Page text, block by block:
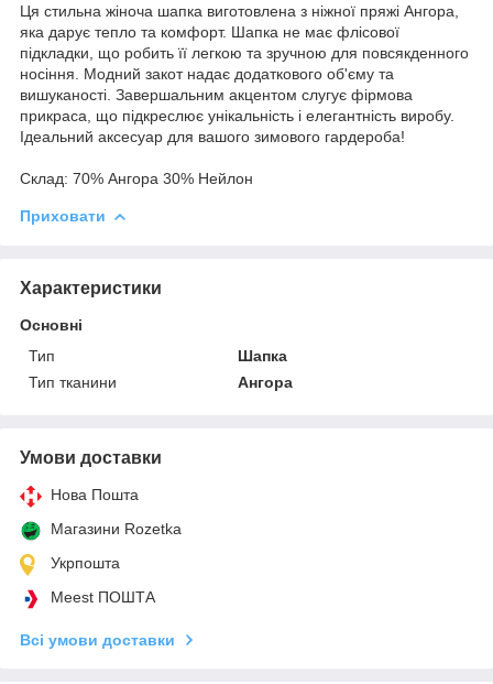
Ця стильна жіноча шапка виготовлена з ніжної пряжі Ангора,
яка дарує тепло та комфорт. Шапка не має флісової
підкладки, що робить її легкою та зручною для повсякденного
носіння. Модний закот надає додаткового об'єму та
вишуканості. Завершальним акцентом слугує фірмова
прикраса, що підкреслює унікальність і елегантність виробу.
Ідеальний аксесуар для вашого зимового гардероба!
Склад: 70% Ангора 30% Нейлон
Приховати
Характеристики
Основні
Тип
Шапка
Тип тканини
Ангора
Умови доставки
Нова Пошта
Магазини Rozetka
Укрпошта
Meest ПОШТА
Всі умови доставки